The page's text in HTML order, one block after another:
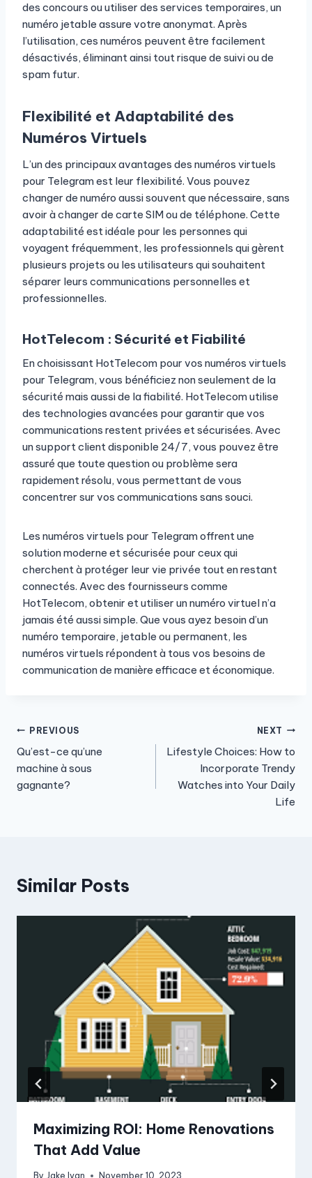
des concours ou utiliser des services temporaires, un
numéro jetable assure votre anonymat. Après
l’utilisation, ces numéros peuvent être facilement
désactivés, éliminant ainsi tout risque de suivi ou de
spam futur.
Flexibilité et Adaptabilité des
Numéros Virtuels
L’un des principaux avantages des numéros virtuels
pour Telegram est leur flexibilité. Vous pouvez
changer de numéro aussi souvent que nécessaire, sans
avoir à changer de carte SIM ou de téléphone. Cette
adaptabilité est idéale pour les personnes qui
voyagent fréquemment, les professionnels qui gèrent
plusieurs projets ou les utilisateurs qui souhaitent
séparer leurs communications personnelles et
professionnelles.
HotTelecom : Sécurité et Fiabilité
En choisissant HotTelecom pour vos numéros virtuels
pour Telegram, vous bénéficiez non seulement de la
sécurité mais aussi de la fiabilité. HotTelecom utilise
des technologies avancées pour garantir que vos
communications restent privées et sécurisées. Avec
un support client disponible 24/7, vous pouvez être
assuré que toute question ou problème sera
rapidement résolu, vous permettant de vous
concentrer sur vos communications sans souci.
Les numéros virtuels pour Telegram offrent une
solution moderne et sécurisée pour ceux qui
cherchent à protéger leur vie privée tout en restant
connectés. Avec des fournisseurs comme
HotTelecom, obtenir et utiliser un numéro virtuel n’a
jamais été aussi simple. Que vous ayez besoin d’un
numéro temporaire, jetable ou permanent, les
numéros virtuels répondent à tous vos besoins de
communication de manière efficace et économique.
Post
navigation
PREVIOUS
Qu’est-ce qu’une
machine à sous
gagnante?
NEXT
Lifestyle Choices: How to
Incorporate Trendy
Watches into Your Daily
Life
Similar Posts
Maximizing ROI: Home Renovations
That Add Value
By Jake Ivan November 10, 2023